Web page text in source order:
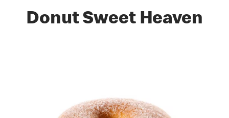
Donut Sweet Heaven